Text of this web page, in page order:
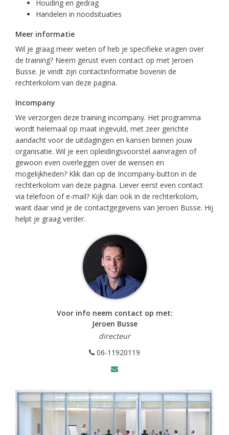
Houding en gedrag
Handelen in noodsituaties
Meer informatie
Wil je graag meer weten of heb je specifieke vragen over
de training? Neem gerust even contact op met Jeroen
Busse. Je vindt zijn contactinformatie bovenin de
rechterkolom van deze pagina.
Incompany
We verzorgen deze training incompany. Het programma
wordt helemaal op maat ingevuld, met zeer gerichte
aandacht voor de uitdagingen en kansen binnen jouw
organisatie. Wil je een opleidingsvoorstel aanvragen of
gewoon even overleggen over de wensen en
mogelijkheden? Klik dan op de Incompany-button in de
rechterkolom van deze pagina. Liever eerst even contact
via telefoon of e-mail? Kijk dan ook in de rechterkolom,
want daar vind je de contactgegevens van Jeroen Busse. Hij
helpt je graag verder.
Voor info neem contact op met:
Jeroen Busse
directeur
06-11920119